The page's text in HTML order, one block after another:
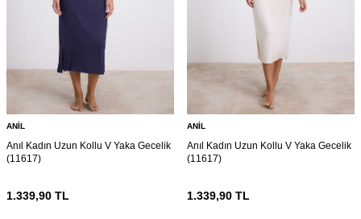
ANIL
Anıl Kadın Uzun Kollu V Yaka Gecelik
(11617)
1.339,90 TL
ANIL
Anıl Kadın Uzun Kollu V Yaka Gecelik
(11617)
1.339,90 TL